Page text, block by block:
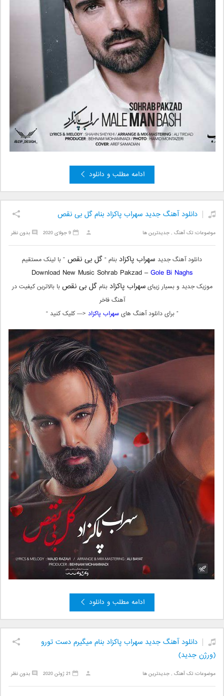
ادامه مطلب و دانلود
دانلود آهنگ جدید سهراب پاکزاد بنام گل بی نقص
موضوعات:تک آهنگ ,جدیدترین ها بدون نظر 9 جولای 2020
دانلود آهنگ جدید سهراب پاکزاد بنام “گل بی نقص ” با لینک مستقیم
Download New Music Sohrab Pakzad –Gole Bi Naghs
موزیک جدید و بسیار زیبایسهراب پاکزاد بنامگل بی نقصبا بالاترین کیفیت در
آهنگ فاخر
” برای دانلود آهنگ هایسهراب پاکزاد <— کلیک کنید “
ادامه مطلب و دانلود
دانلود آهنگ جدید سهراب پاکزاد بنام میگیرم دست تورو
(ورژن جدید)
موضوعات:تک آهنگ ,جدیدترین ها بدون نظر 21 ژوئن 2020